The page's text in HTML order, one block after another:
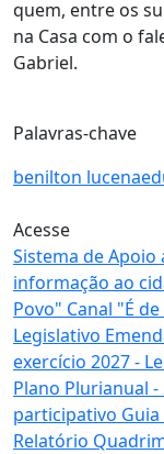
quem, entre os
na Casa com o
Gabriel.
Palavras-chave
benilton lucena
Acesse
Sistema de Apoio
informação ao
Povo" Canal "É
Legislativo
exercício 2027 -
Plano Plurianual -
participativo
Relatório